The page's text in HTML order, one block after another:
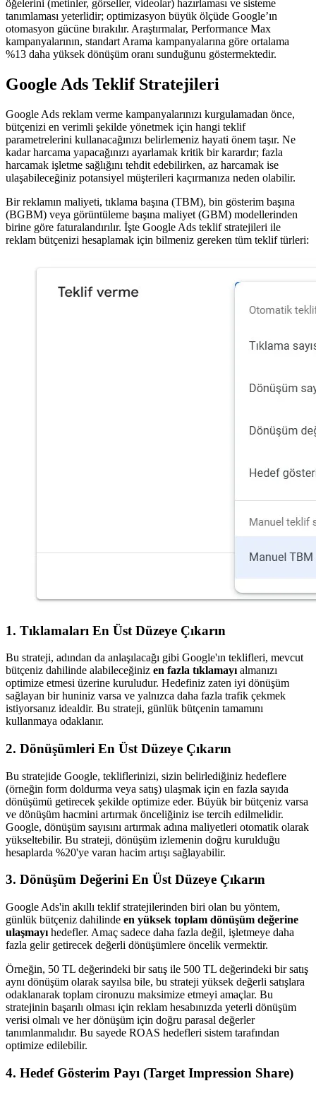
öğelerini (metinler, görseller, videolar) hazırlaması ve sisteme
tanımlaması yeterlidir; optimizasyon büyük ölçüde Google’ın
otomasyon gücüne bırakılır. Araştırmalar, Performance Max
kampanyalarının, standart Arama kampanyalarına göre ortalama
%13 daha yüksek dönüşüm oranı sunduğunu göstermektedir.
Google Ads Teklif Stratejileri
Google Ads reklam verme kampanyalarınızı kurgulamadan önce,
bütçenizi en verimli şekilde yönetmek için hangi teklif
parametrelerini kullanacağınızı belirlemeniz hayati önem taşır. Ne
kadar harcama yapacağınızı ayarlamak kritik bir karardır; fazla
harcamak işletme sağlığını tehdit edebilirken, az harcamak ise
ulaşabileceğiniz potansiyel müşterileri kaçırmanıza neden olabilir.
Bir reklamın maliyeti, tıklama başına (TBM), bin gösterim başına
(BGBM) veya görüntüleme başına maliyet (GBM) modellerinden
birine göre faturalandırılır. İşte Google Ads teklif stratejileri ile
reklam bütçenizi hesaplamak için bilmeniz gereken tüm teklif türleri:
1. Tıklamaları En Üst Düzeye Çıkarın
Bu strateji, adından da anlaşılacağı gibi Google'ın teklifleri, mevcut
bütçeniz dahilinde alabileceğiniz en fazla tıklamayı almanızı
optimize etmesi üzerine kuruludur. Hedefiniz zaten iyi dönüşüm
sağlayan bir huniniz varsa ve yalnızca daha fazla trafik çekmek
istiyorsanız idealdir. Bu strateji, günlük bütçenin tamamını
kullanmaya odaklanır.
2. Dönüşümleri En Üst Düzeye Çıkarın
Bu stratejide Google, tekliflerinizi, sizin belirlediğiniz hedeflere
(örneğin form doldurma veya satış) ulaşmak için en fazla sayıda
dönüşümü getirecek şekilde optimize eder. Büyük bir bütçeniz varsa
ve dönüşüm hacmini artırmak önceliğiniz ise tercih edilmelidir.
Google, dönüşüm sayısını artırmak adına maliyetleri otomatik olarak
yükseltebilir. Bu strateji, dönüşüm izlemenin doğru kurulduğu
hesaplarda %20'ye varan hacim artışı sağlayabilir.
3. Dönüşüm Değerini En Üst Düzeye Çıkarın
Google Ads'in akıllı teklif stratejilerinden biri olan bu yöntem,
günlük bütçeniz dahilinde en yüksek toplam dönüşüm değerine
ulaşmayı hedefler. Amaç sadece daha fazla değil, işletmeye daha
fazla gelir getirecek değerli dönüşümlere öncelik vermektir.
Örneğin, 50 TL değerindeki bir satış ile 500 TL değerindeki bir satış
aynı dönüşüm olarak sayılsa bile, bu strateji yüksek değerli satışlara
odaklanarak toplam cironuzu maksimize etmeyi amaçlar. Bu
stratejinin başarılı olması için reklam hesabınızda yeterli dönüşüm
verisi olmalı ve her dönüşüm için doğru parasal değerler
tanımlanmalıdır. Bu sayede ROAS hedefleri sistem tarafından
optimize edilebilir.
4. Hedef Gösterim Payı (Target Impression Share)